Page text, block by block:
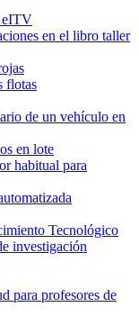
eITV
en el libro taller
flotas
de un vehículo en
en lote
habitual para
Tecnológico
investigación
para profesores de